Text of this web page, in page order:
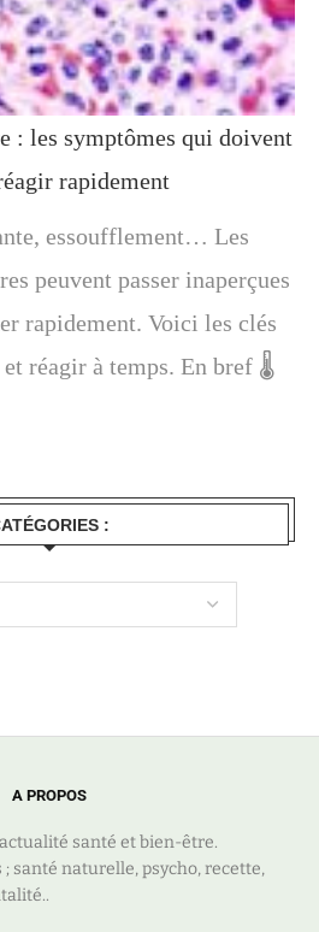
: les symptômes qui doivent
rapidement
essoufflement… Les
peuvent passer inaperçues
rapidement. Voici les clés
réagir à temps. En bref 🌡️
:
A PROPOS
santé et bien-être.
santé naturelle, psycho, recette,